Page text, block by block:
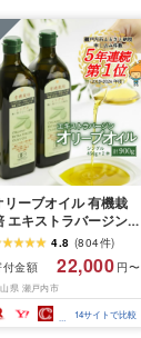
リーブオイル 有機栽
エキストラバージン
リーブ オイル シング
ル 2本 セット オーガニ
ク 調味料 油 オリーブ
食用油 ギフト 人気 サ
ダ ドレッシング パス
4.8 (804件)
付金額
22,000 円〜
県 瀬戸内市
14サイトで比較